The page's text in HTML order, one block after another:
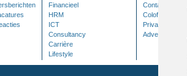
Financieel
HRM
ICT
Consultancy
Carrière
Lifestyle
Contact
Colofon
Privacy
Adverteren